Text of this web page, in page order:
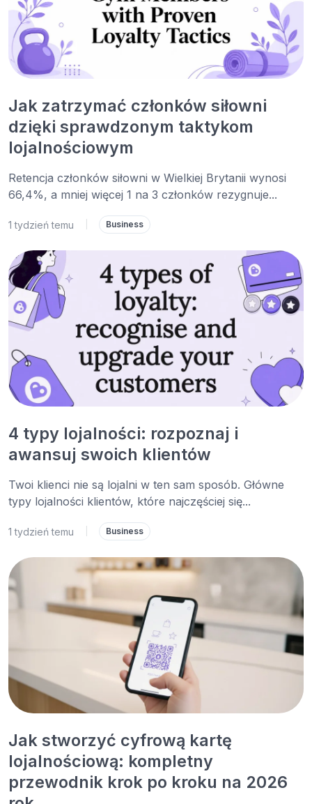
Jak zatrzymać członków siłowni
dzięki sprawdzonym taktykom
lojalnościowym
Retencja członków siłowni w Wielkiej Brytanii wynosi
66,4%, a mniej więcej 1 na 3 członków rezygnuje...
1 tydzień temu Business
4 typy lojalności: rozpoznaj i
awansuj swoich klientów
Twoi klienci nie są lojalni w ten sam sposób. Główne
typy lojalności klientów, które najczęściej się...
1 tydzień temu Business
Jak stworzyć cyfrową kartę
lojalnościową: kompletny
przewodnik krok po kroku na 2026